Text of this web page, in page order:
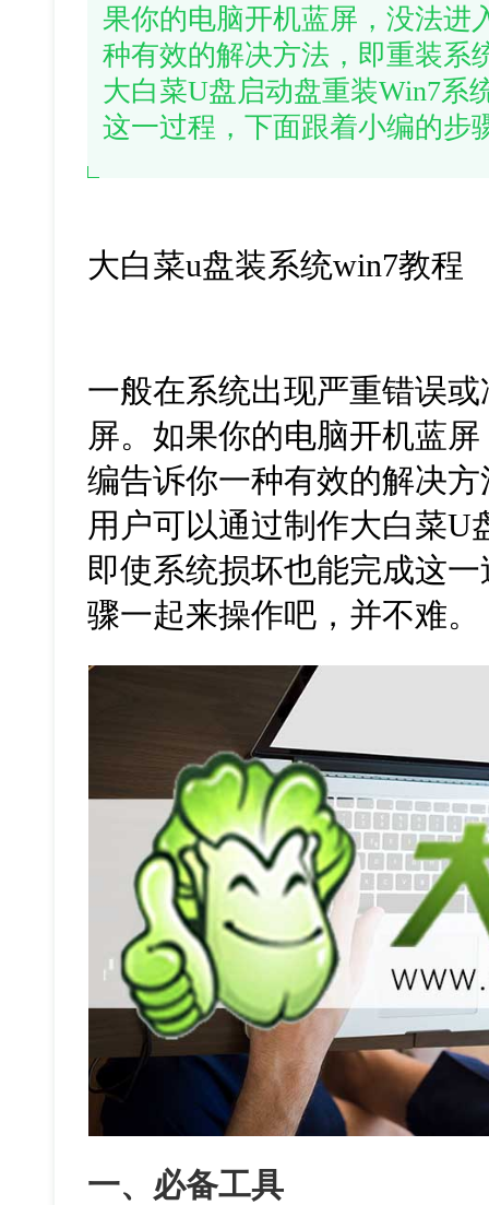
果你的电脑开机蓝屏，没法进
种有效的解决方法，即重装系
大白菜U盘启动盘重装Win7系
这一过程，下面跟着小编的步
大白菜u盘装系统win7教程
一般在系统出现严重错误
屏。如果你的电脑开机蓝
编告诉你一种有效的解决
用户可以通过制作大白菜U
即使系统损坏也能完成这
骤一起来操作吧，并不难。
一、必备工具